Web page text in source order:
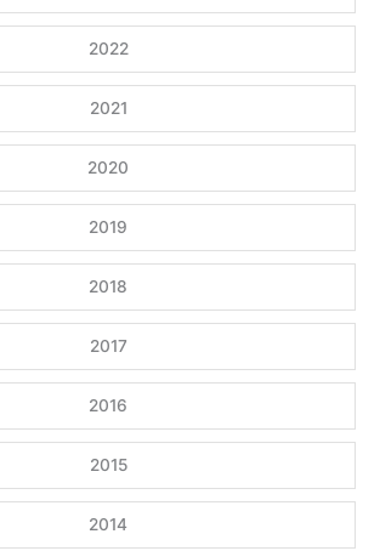
2022
2021
2020
2019
2018
2017
2016
2015
2014